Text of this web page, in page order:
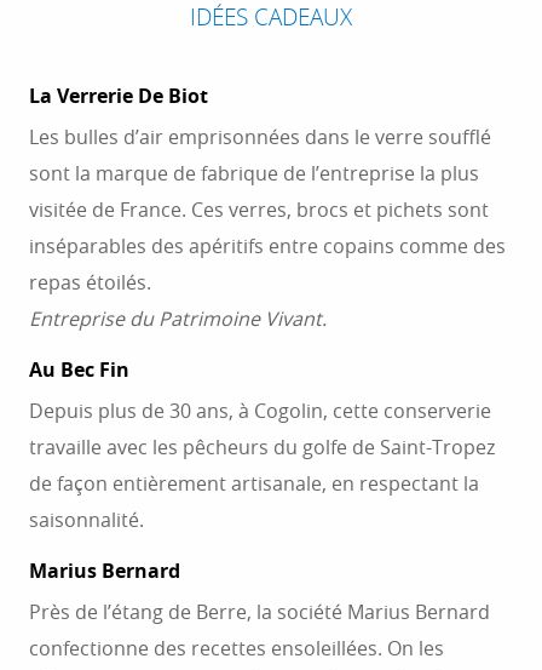
IDÉES CADEAUX
La Verrerie De Biot
Les bulles d’air emprisonnées dans le verre soufflé
sont la marque de fabrique de l’entreprise la plus
visitée de France. Ces verres, brocs et pichets sont
inséparables des apéritifs entre copains comme des
repas étoilés.
Entreprise du Patrimoine Vivant.
Au Bec Fin
Depuis plus de 30 ans, à Cogolin, cette conserverie
travaille avec les pêcheurs du golfe de Saint-Tropez
de façon entièrement artisanale, en respectant la
saisonnalité.
Marius Bernard
Près de l’étang de Berre, la société Marius Bernard
confectionne des recettes ensoleillées. On les